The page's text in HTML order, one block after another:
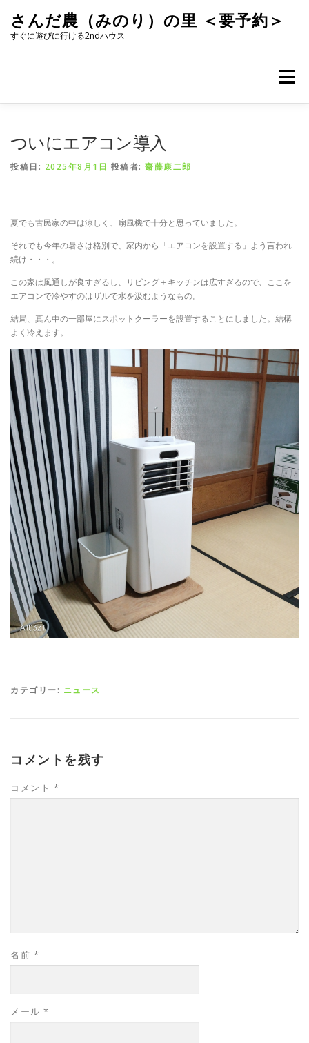
キ
さんだ農（みのり）の里 ＜要予約＞
すぐに遊びに行ける2ndハウス
メニュー
ついにエアコン導入
投稿日: 2025年8月1日 投稿者: 齋藤康二郎
夏でも古民家の中は涼しく、扇風機で十分と思っていました。
それでも今年の暑さは格別で、家内から「エアコンを設置する」よう言われ
続け・・・。
この家は風通しが良すぎるし、リビング＋キッチンは広すぎるので、ここを
エアコンで冷やすのはザルで水を汲むようなもの。
結局、真ん中の一部屋にスポットクーラーを設置することにしました。結構
よく冷えます。
カテゴリー: ニュース
コメントを残す
コメント *
名前 *
メール *